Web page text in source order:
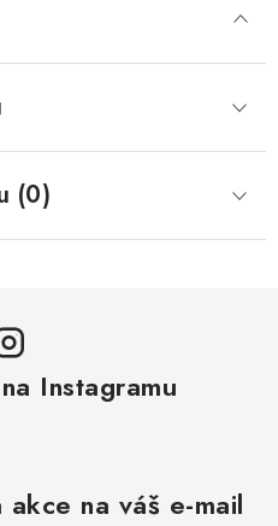
(0)
Instagramu
na váš e-mail